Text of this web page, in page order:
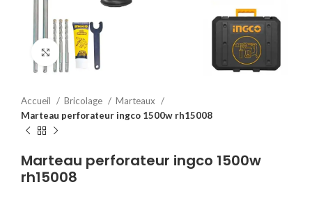
Click to enlarge
Accueil Bricolage
Marteaux
Marteau perforateur ingco 1500w rh15008
Marteau perforateur ingco 1500w
rh15008